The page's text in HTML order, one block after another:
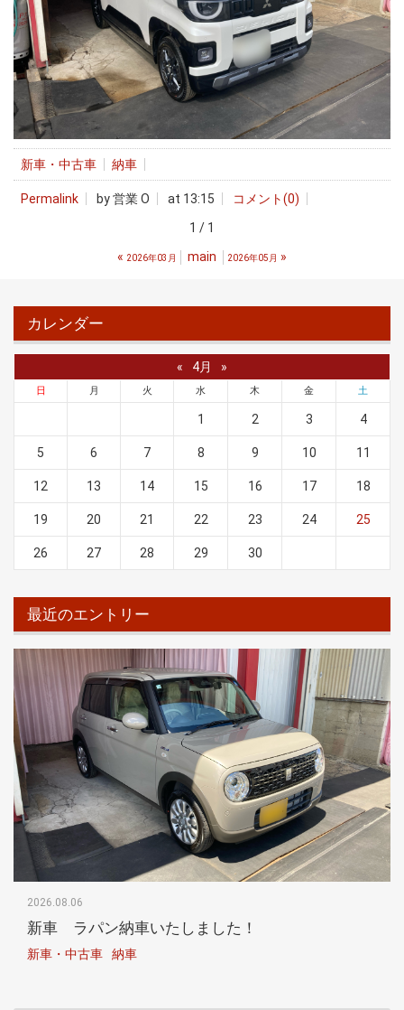
新車・中古車 納車
Permalink by 営業 O at 13:15
コメント(0)
1 / 1
« 2026年03月 main 2026年05月 »
カレンダー
« 4月 »
日 月 火 水 木 金 土
1 2 3 4
5 6 7 8 9 10 11
12 13 14 15 16 17 18
19 20 21 22 23 24 25
26 27 28 29 30
最近のエントリー
新車 ラパン納車いたしました！
2026.08.06
新車・中古車 納車